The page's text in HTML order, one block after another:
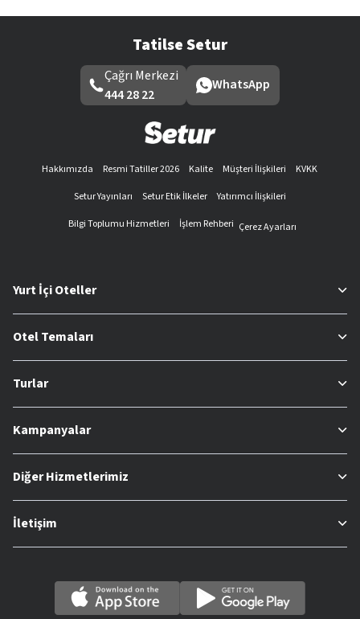
Tatilse Setur
Çağrı Merkezi
444 28 22
WhatsApp
Hakkımızda Resmi Tatiller 2026 Kalite Müşteri İlişkileri
KVKK
Setur Yayınları
Setur Etik İlkeler
Yatırımcı İlişkileri
Bilgi Toplumu Hizmetleri
İşlem Rehberi Çerez Ayarları
Yurt İçi Oteller
Otel Temaları
Turlar
Kampanyalar
Diğer Hizmetlerimiz
İletişim